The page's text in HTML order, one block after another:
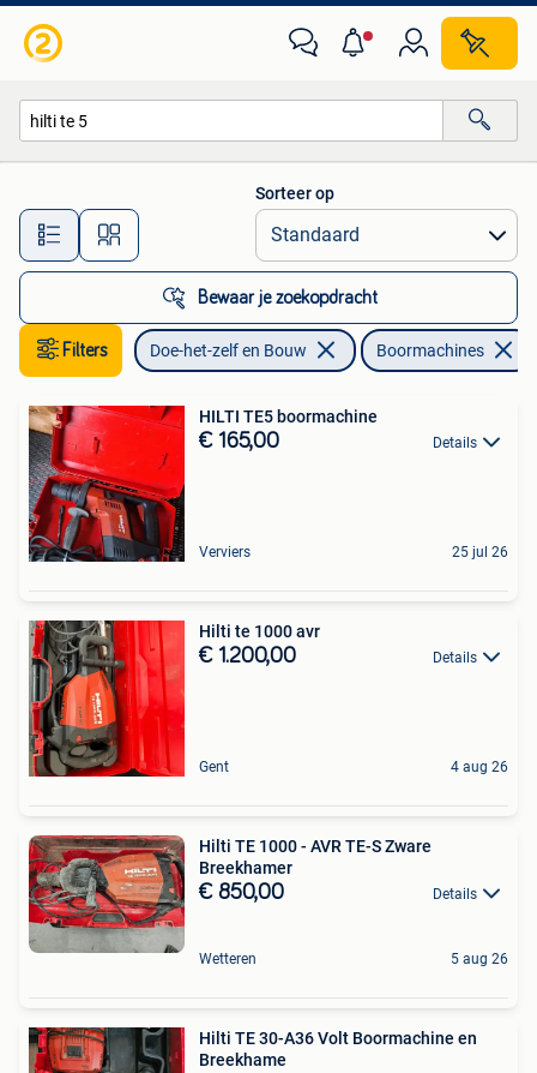
Alle afstanden…
Sorteer op
Bewaar je zoekopdracht
Filters Doe-het-zelf en Bouw Boormachines
HILTI TE5 boormachine
€ 165,00 Details
Verviers 25 jul 26
Hilti te 1000 avr
€ 1.200,00 Details
Gent 4 aug 26
Hilti TE 1000 - AVR TE-S Zware
Breekhamer
€ 850,00 Details
Wetteren 5 aug 26
Hilti TE 30-A36 Volt Boormachine en
Breekhame